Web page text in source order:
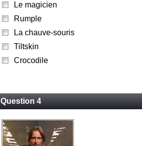
Le magicien
Rumple
La chauve-souris
Tiltskin
Crocodile
Question 4